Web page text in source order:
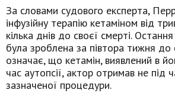
За словами судового експерта,
інфузійну терапію кетаміном від
кілька днів до своєї смерті. Остання
була зроблена за півтора тижня до
означає, що кетамін, виявлений в
час аутопсії, актор отримав не під
зазначеної процедури.